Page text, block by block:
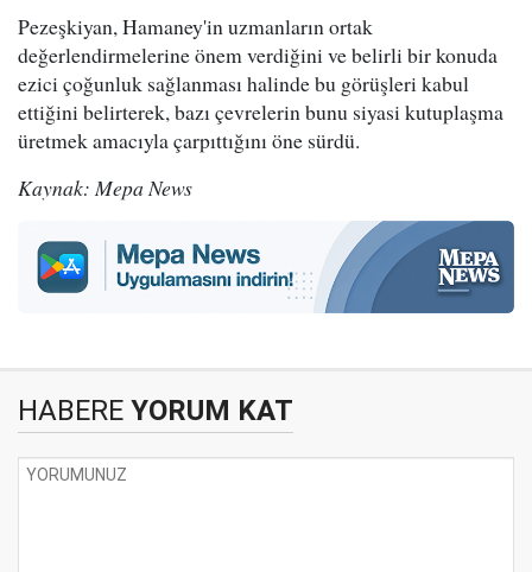
Pezeşkiyan, Hamaney'in uzmanların ortak
değerlendirmelerine önem verdiğini ve belirli bir konuda
ezici çoğunluk sağlanması halinde bu görüşleri kabul
ettiğini belirterek, bazı çevrelerin bunu siyasi kutuplaşma
üretmek amacıyla çarpıttığını öne sürdü.
Kaynak: Mepa News
HABERE YORUM KAT